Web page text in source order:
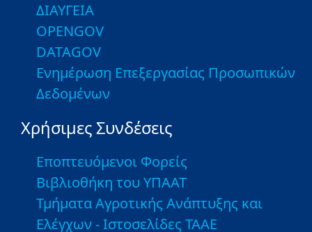
ΔΙΑΥΓΕΙΑ
OPENGOV
DATAGOV
Ενημέρωση Επεξεργασίας Προσωπικών
Δεδομένων
Χρήσιμες Συνδέσεις
Εποπτευόμενοι Φορείς
Βιβλιοθήκη του ΥΠΑΑΤ
Τμήματα Αγροτικής Ανάπτυξης και
Ελέγχων - Ιστοσελίδες ΤΑΑΕ